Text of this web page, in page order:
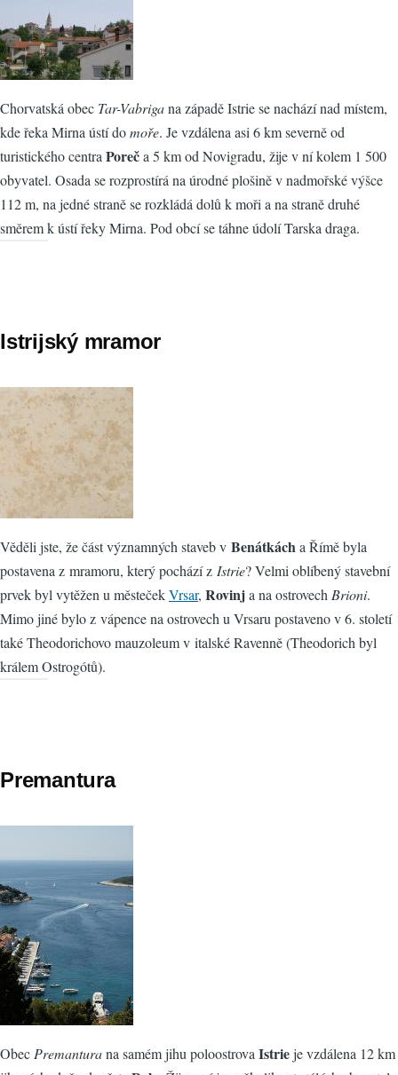
Chorvatská obec Tar-Vabrigana západě Istrie se nachází nad místem,
kde řeka Mirna ústí domoře. Je vzdálena asi 6 km severně od
turistického centra Poreča 5 km od Novigradu, žije v ní kolem 1 500
obyvatel. Osada se rozprostírá na úrodné plošině v nadmořské výšce
112 m, na jedné straně se rozkládá dolů k moři a na straně druhé
směrem k ústí řeky Mirna. Pod obcí se táhne údolí Tarska draga.
Istrijský mramor
Věděli jste, že část významných staveb v Benátkácha Římě byla
postavena z mramoru, který pochází z Istrie? Velmi oblíbený stavební
prvek byl vytěžen u městečekVrsar, Rovinja na ostrovech Brioni.
Mimo jiné bylo z vápence na ostrovech u Vrsaru postaveno v 6. století
také Theodorichovo mauzoleum v italské Ravenně (Theodorich byl
králem Ostrogótů).
Premantura
Obec Premanturana samém jihu poloostrova Istrieje vzdálena 12 km